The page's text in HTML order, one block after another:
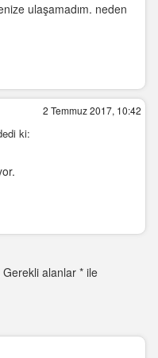
ulaşamadım. neden
ki:
2 Temmuz 2017, 10:42
Gerekli alanlar * ile